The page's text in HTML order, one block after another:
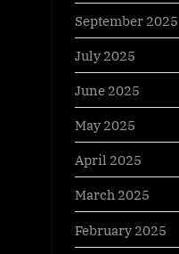
September 2025
July 2025
June 2025
May 2025
April 2025
March 2025
February 2025